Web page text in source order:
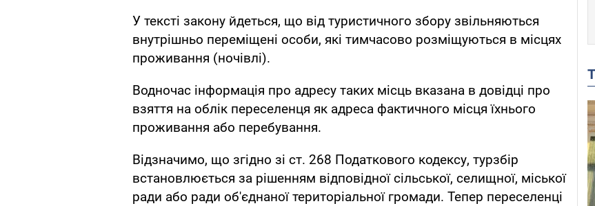
У тексті закону йдеться, що від туристичного збору звільняються
внутрішньо переміщені особи, які тимчасово розміщуються в місцях
проживання (ночівлі).
Водночас інформація про адресу таких місць вказана в довідці про
взяття на облік переселенця як адреса фактичного місця їхнього
проживання або перебування.
Відзначимо, що згідно зі ст. 268 Податкового кодексу, турзбір
встановлюється за рішенням відповідної сільської, селищної, міської
ради або ради об'єднаної територіальної громади. Тепер переселенці